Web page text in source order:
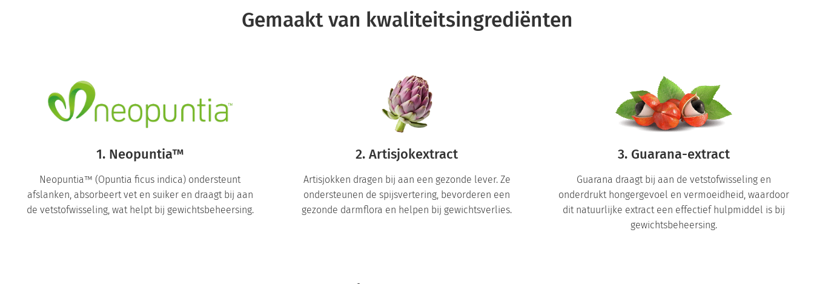
Gemaakt van kwaliteitsingrediënten
1. Neopuntia™
Neopuntia™ (Opuntia ficus indica) ondersteunt
afslanken, absorbeert vet en suiker en draagt ​​bij aan
de vetstofwisseling, wat helpt bij gewichtsbeheersing.
2. Artisjokextract
Artisjokken dragen bij aan een gezonde lever. Ze
ondersteunen de spijsvertering, bevorderen een
gezonde darmflora en helpen bij gewichtsverlies.
3. Guarana-extract
Guarana draagt ​​bij aan de vetstofwisseling en
onderdrukt hongergevoel en vermoeidheid, waardoor
dit natuurlijke extract een effectief hulpmiddel is bij
gewichtsbeheersing.